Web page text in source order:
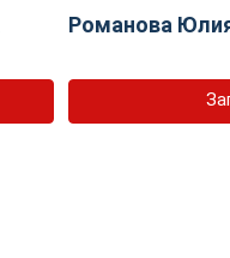
Романова